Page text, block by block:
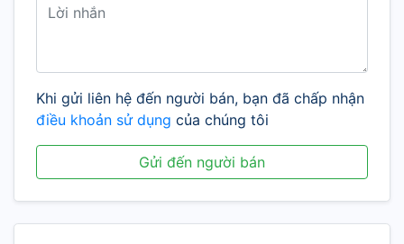
Khi gửi liên hệ đến người bán, bạn đã chấp nhận
điều khoản sử dụng của chúng tôi
Gửi đến người bán